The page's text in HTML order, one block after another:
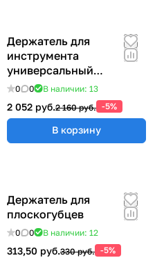
Держатель для
инструмента
универсальный
57x383x185 мм ER-
0 0 В наличии: 13
2 052 руб.2 160 руб. -5%
В корзину
Держатель для
плоскогубцев
0 0 В наличии: 12
313,50 руб.330 руб. -5%